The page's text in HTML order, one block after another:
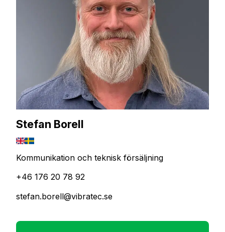
Stefan Borell
Kommunikation och teknisk försäljning
+46 176 20 78 92
stefan.borell@vibratec.se